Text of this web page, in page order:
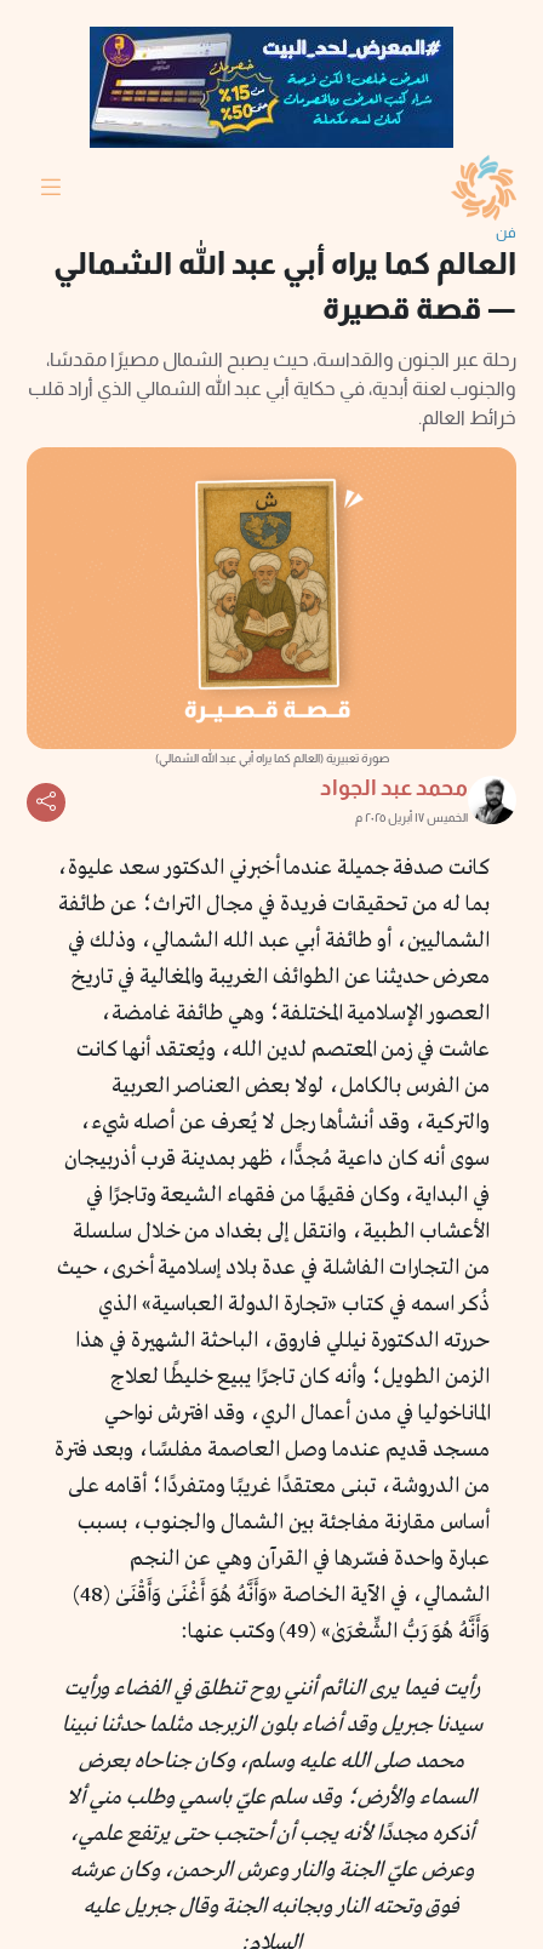
فن
العالم كما يراه أبي عبد الله الشمالي
— قصة قصيرة
رحلة عبر الجنون والقداسة، حيث يصبح الشمال مصيرًا مقدسًا،
والجنوب لعنة أبدية، في حكاية أبي عبد الله الشمالي الذي أراد قلب
خرائط العالم.
صورة تعبيرية (العالم كما يراه أبي عبد الله الشمالي)
محمد عبد الجواد
الخميس ١٧ أبريل ٢٠٢٥ م
كانت صدفة جميلة عندما أخبرني الدكتور سعد عليوة،
بما له من تحقيقات فريدة في مجال التراث؛ عن طائفة
الشماليين، أو طائفة أبي عبد الله الشمالي، وذلك في
معرض حديثنا عن الطوائف الغريبة والمغالية في تاريخ
العصور الإسلامية المختلفة؛ وهي طائفة غامضة،
عاشت في زمن المعتصم لدين الله، ويُعتقد أنها كانت
من الفرس بالكامل، لولا بعض العناصر العربية
والتركية، وقد أنشأها رجل لا يُعرف عن أصله شيء،
سوى أنه كان داعية مُجدًّا، ظهر بمدينة قرب أذربيجان
في البداية، وكان فقيهًا من فقهاء الشيعة وتاجرًا في
الأعشاب الطبية، وانتقل إلى بغداد من خلال سلسلة
من التجارات الفاشلة في عدة بلاد إسلامية أخرى، حيث
ذُكر اسمه في كتاب «تجارة الدولة العباسية» الذي
حررته الدكتورة نيللي فاروق، الباحثة الشهيرة في هذا
الزمن الطويل؛ وأنه كان تاجرًا يبيع خليطًا لعلاج
الماناخوليا في مدن أعمال الري، وقد افترش نواحي
مسجد قديم عندما وصل العاصمة مفلسًا، وبعد فترة
من الدروشة، تبنى معتقدًا غريبًا ومتفردًا؛ أقامه على
أساس مقارنة مفاجئة بين الشمال والجنوب، بسبب
عبارة واحدة فسّرها في القرآن وهي عن النجم
الشمالي، في الآية الخاصة «وَأَنَّهُ هُوَ أَغْنَىٰ وَأَقْنَىٰ (48)
وَأَنَّهُ هُوَ رَبُّ الشِّعْرَىٰ» (49) وكتب عنها:
رأيت فيما يرى النائم أنني روح تنطلق في الفضاء ورأيت
سيدنا جبريل وقد أضاء بلون الزبرجد مثلما حدثنا نبينا
محمد صلى الله عليه وسلم، وكان جناحاه بعرض
السماء والأرض؛ وقد سلم عليّ باسمي وطلب مني ألا
أذكره مجددًا لأنه يجب أن أحتجب حتى يرتفع علمي،
وعرض عليّ الجنة والنار وعرش الرحمن، وكان عرشه
فوق وتحته النار وبجانبه الجنة وقال جبريل عليه
السلام: